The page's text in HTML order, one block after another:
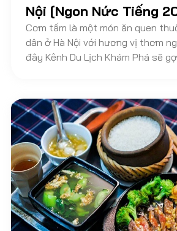
Nội [Ngon Nức Tiếng
Cơm tấm là một món ăn quen
dân ở Hà Nội với hương vị thơm
đây Kênh Du Lịch Khám Phá sẽ